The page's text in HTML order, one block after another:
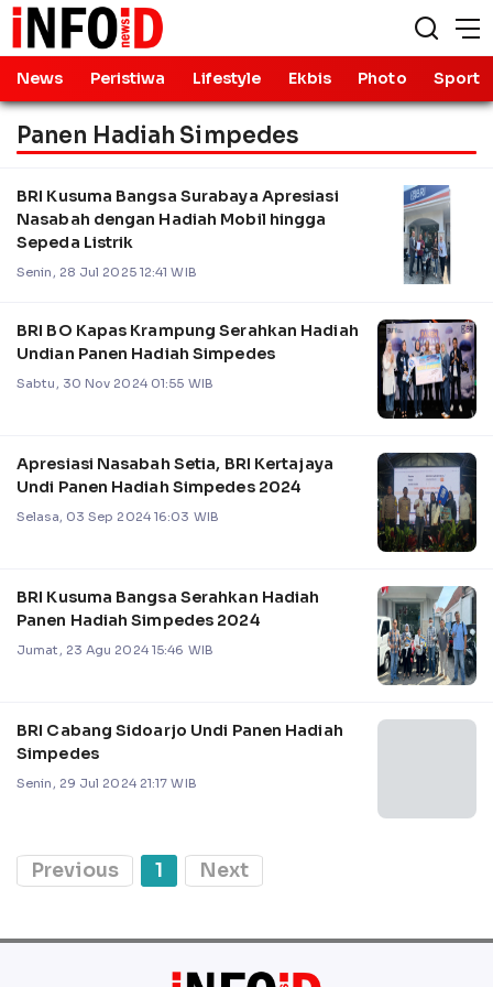
News Peristiwa Lifestyle Ekbis Photo Sport
Panen Hadiah Simpedes
BRI Kusuma Bangsa Surabaya Apresiasi
Nasabah dengan Hadiah Mobil hingga
Sepeda Listrik
Senin, 28 Jul 2025 12:41 WIB
BRI BO Kapas Krampung Serahkan Hadiah
Undian Panen Hadiah Simpedes
Sabtu, 30 Nov 2024 01:55 WIB
Apresiasi Nasabah Setia, BRI Kertajaya
Undi Panen Hadiah Simpedes 2024
Selasa, 03 Sep 2024 16:03 WIB
BRI Kusuma Bangsa Serahkan Hadiah
Panen Hadiah Simpedes 2024
Jumat, 23 Agu 2024 15:46 WIB
BRI Cabang Sidoarjo Undi Panen Hadiah
Simpedes
Senin, 29 Jul 2024 21:17 WIB
Previous 1 Next